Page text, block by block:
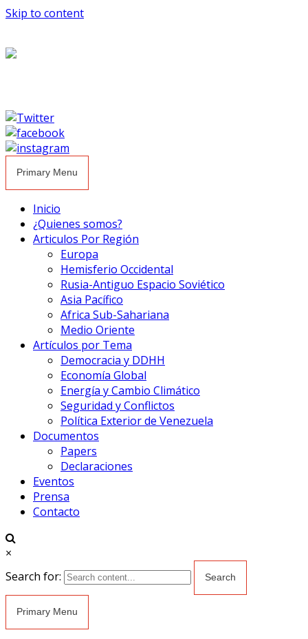
Skip to content
Primary Menu
Inicio
¿Quienes somos?
Articulos Por Región
Europa
Hemisferio Occidental
Rusia-Antiguo Espacio Soviético
Asia Pacífico
Africa Sub-Sahariana
Medio Oriente
Artículos por Tema
Democracia y DDHH
Economía Global
Energía y Cambio Climático
Seguridad y Conflictos
Política Exterior de Venezuela
Documentos
Papers
Declaraciones
Eventos
Prensa
Contacto
×
Search for:
Primary Menu